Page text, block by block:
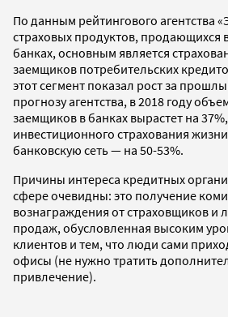
По данным рейтингового агентства
страховых продуктов, продающихся
банках, основным является
заемщиков потребительских
этот сегмент показал рост за
прогнозу агентства, в 2018 году
заемщиков в банках вырастет на
инвестиционного страхования
банковскую сеть — на 50-53%.
Причины интереса кредитных
сфере очевидны: это получение
вознаграждения от страховщиков и
продаж, обусловленная высоким
клиентов и тем, что люди сами
офисы (не нужно тратить
привлечение).